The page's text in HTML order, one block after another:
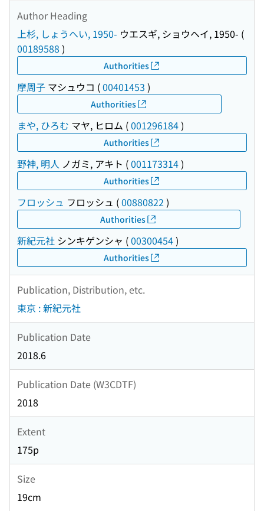
Author Heading
上杉, しょうへい, 1950- ウエスギ, ショウヘイ, 1950- (
00189588 )
Authorities
摩周子 マシュウコ (00401453 )
Authorities
まや, ひろむ マヤ, ヒロム (001296184)
Authorities
野神, 明人 ノガミ, アキト (001173314)
Authorities
フロッシュ フロッシュ (00880822 )
Authorities
新紀元社 シンキゲンシャ (00300454)
Authorities
Publication, Distribution, etc.
東京 : 新紀元社
Publication Date
2018.6
Publication Date (W3CDTF)
2018
Extent
175p
Size
19cm